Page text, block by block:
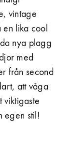
vintage
en lika cool
nya plagg
med
från second
att våga
viktigaste
egen stil!